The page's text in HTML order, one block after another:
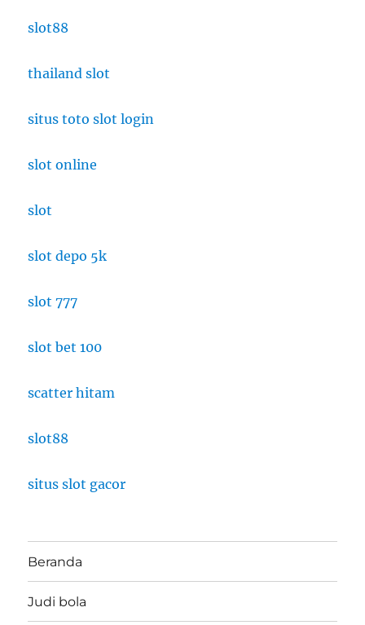
slot88
thailand slot
situs toto slot login
slot online
slot
slot depo 5k
slot 777
slot bet 100
scatter hitam
slot88
situs slot gacor
Beranda
Judi bola